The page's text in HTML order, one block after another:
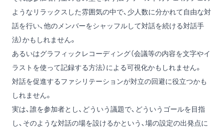
ようなリラックスした雰囲気の中で、少人数に分かれて自由な対
話を行い、他のメンバーをシャッフルして対話を続ける対話手
法）かもしれません。
あるいはグラフィックレコーディング（会議等の内容を文字やイ
ラストを使って記録する方法）による可視化かもしれません。
対話を促進するファシリテーションが対立の回避に役立つかも
しれません。
実は、誰を参加者とし、どういう議題で、どういうゴールを目指
し、そのような対話の場を設けるかという、場の設定の出発点に